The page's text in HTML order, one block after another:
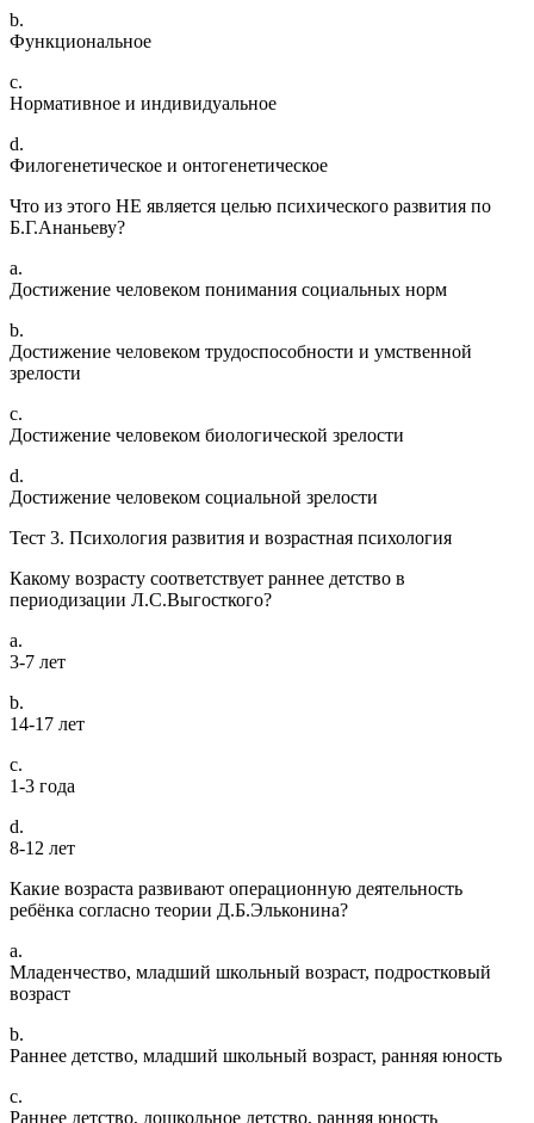
b.
Функциональное
c.
Нормативное и индивидуальное
d.
Филогенетическое и онтогенетическое
Что из этого НЕ является целью психического развития по
Б.Г.Ананьеву?
a.
Достижение человеком понимания социальных норм
b.
Достижение человеком трудоспособности и умственной
зрелости
c.
Достижение человеком биологической зрелости
d.
Достижение человеком социальной зрелости
Тест 3. Психология развития и возрастная психология
Какому возрасту соответствует раннее детство в
периодизации Л.С.Выгосткого?
a.
3-7 лет
b.
14-17 лет
c.
1-3 года
d.
8-12 лет
Какие возраста развивают операционную деятельность
ребёнка согласно теории Д.Б.Эльконина?
a.
Младенчество, младший школьный возраст, подростковый
возраст
b.
Раннее детство, младший школьный возраст, ранняя юность
c.
Раннее детство, дошкольное детство, ранняя юность